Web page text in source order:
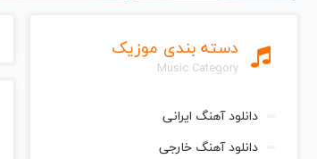
دسته بندی موزیک
Music Category
دانلود آهنگ ایرانی
دانلود آهنگ خارجی